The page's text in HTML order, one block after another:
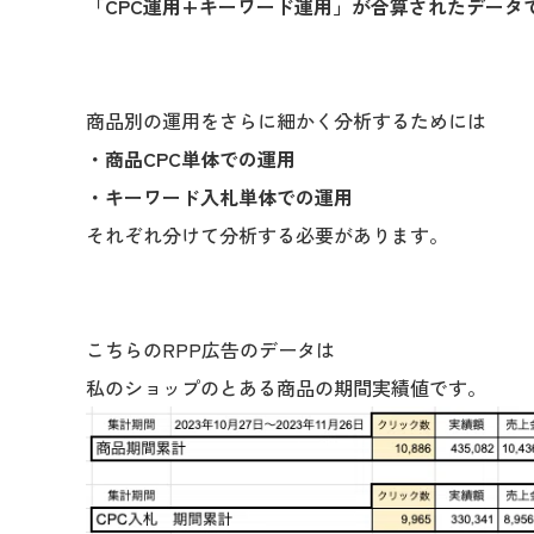
「CPC運用+キーワード運用」が合算されたデータ
商品別の運用をさらに細かく分析するためには
・商品CPC単体での運用
・キーワード入札単体での運用
それぞれ分けて分析する必要があります。
こちらのRPP広告のデータは
私のショップのとある商品の期間実績値です。